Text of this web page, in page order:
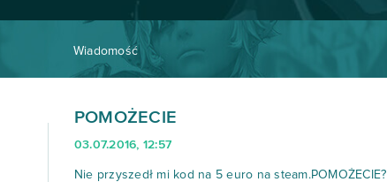
Wiadomość
POMOŻECIE
03.07.2016, 12:57
Nie przyszedł mi kod na 5 euro na steam.POMOŻECIE?